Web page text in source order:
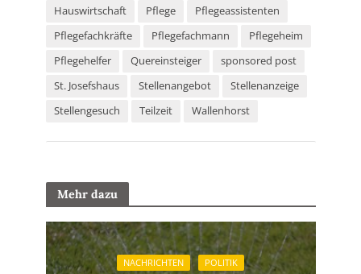
Hauswirtschaft Pflege
Pflegeassistenten
Pflegefachkräfte
Pflegefachmann
Pflegeheim
Pflegehelfer
Quereinsteiger
sponsored post
St. Josefshaus
Stellenangebot
Stellenanzeige
Stellengesuch
Teilzeit Wallenhorst
Mehr dazu
NACHRICHTEN POLITIK